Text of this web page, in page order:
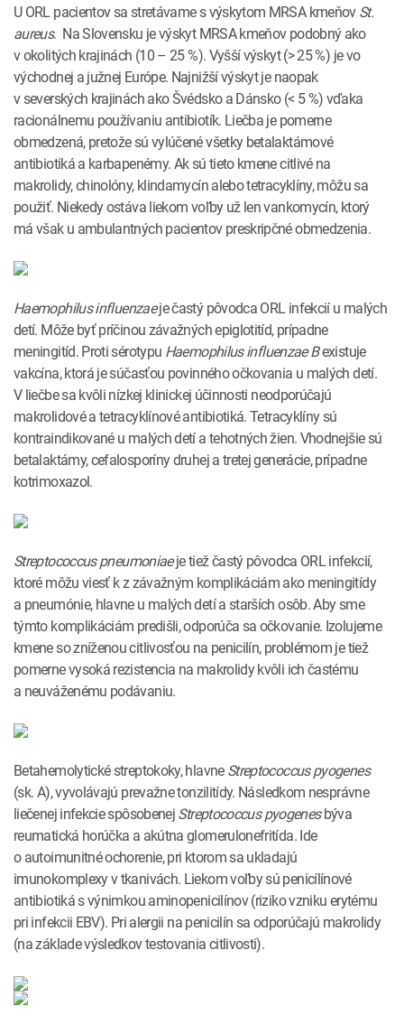
U ORL pacientov sa stretávame s výskytom MRSA kmeňovSt.
aureus. Na Slovensku je výskyt MRSA kmeňov podobný ako
v okolitých krajinách (10 – 25 %). Vyšší výskyt (> 25 %) je vo
východnej a južnej Európe. Najnižší výskyt je naopak
v severských krajinách ako Švédsko a Dánsko (< 5 %) vďaka
racionálnemu používaniu antibiotík. Liečba je pomerne
obmedzená, pretože sú vylúčené všetky betalaktámové
antibiotiká a karbapenémy. Ak sú tieto kmene citlivé na
makrolidy, chinolóny, klindamycín alebo tetracyklíny, môžu sa
použiť. Niekedy ostáva liekom voľby už len vankomycín, ktorý
má však u ambulantných pacientov preskripčné obmedzenia.
Haemophilusinfluenzaeje častý pôvodca ORL infekcií u malých
detí. Môže byť príčinou závažných epiglotitíd, prípadne
meningitíd. Proti sérotypu Haemophilusinfluenzae Bexistuje
vakcína, ktorá je súčasťou povinného očkovania u malých detí.
V liečbe sa kvôli nízkej klinickej účinnosti neodporúčajú
makrolidové a tetracyklínové antibiotiká. Tetracyklíny sú
kontraindikované u malých detí a tehotných žien. Vhodnejšie sú
betalaktámy, cefalosporíny druhej a tretej generácie, prípadne
kotrimoxazol.
Streptococcuspneumoniaeje tiež častý pôvodca ORL infekcií,
ktoré môžu viesť k z závažným komplikáciám ako meningitídy
a pneumónie, hlavne u malých detí a starších osôb. Aby sme
týmto komplikáciám predišli, odporúča sa očkovanie. Izolujeme
kmene so zníženou citlivosťou na penicilín, problémom je tiež
pomerne vysoká rezistencia na makrolidy kvôli ich častému
a neuváženému podávaniu.
Betahemolytické streptokoky, hlavneStreptococcuspyogenes
(sk. A), vyvolávajú prevažne tonzilitídy. Následkom nesprávne
liečenej infekcie spôsobenejStreptococcus pyogenesbýva
reumatická horúčka a akútna glomerulonefritída. Ide
o autoimunitné ochorenie, pri ktorom sa ukladajú
imunokomplexy v tkanivách. Liekom voľby sú penicílínové
antibiotiká s výnimkou aminopenicilínov (riziko vzniku erytému
pri infekcii EBV). Pri alergii na penicilín sa odporúčajú makrolidy
(na základe výsledkov testovania citlivosti).